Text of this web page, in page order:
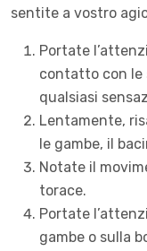
sentite a vostro
Portate
contatto con le
qualsiasi
Lentamente,
le gambe, il
Notate il
torace.
Portate
gambe o sulla